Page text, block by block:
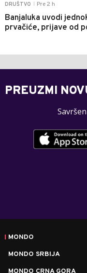
DRUŠTVO Pre 2 h
Banjaluka uvodi
prvačiće, prijave od
PREUZMI
MONDO
MONDO SRBIJA
MONDO CRNA GORA